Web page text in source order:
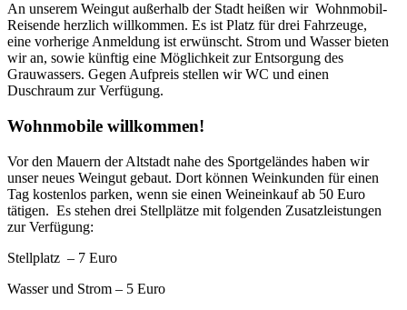
An unserem Weingut außerhalb der Stadt heißen wir Wohnmobil-
Reisende herzlich willkommen. Es ist Platz für drei Fahrzeuge,
eine vorherige Anmeldung ist erwünscht. Strom und Wasser bieten
wir an, sowie künftig eine Möglichkeit zur Entsorgung des
Grauwassers. Gegen Aufpreis stellen wir WC und einen
Duschraum zur Verfügung.
Wohnmobile willkommen!
Vor den Mauern der Altstadt nahe des Sportgeländes haben wir
unser neues Weingut gebaut. Dort können Weinkunden für einen
Tag kostenlos parken, wenn sie einen Weineinkauf ab 50 Euro
tätigen. Es stehen drei Stellplätze mit folgenden Zusatzleistungen
zur Verfügung:
Stellplatz – 7 Euro
Wasser und Strom – 5 Euro